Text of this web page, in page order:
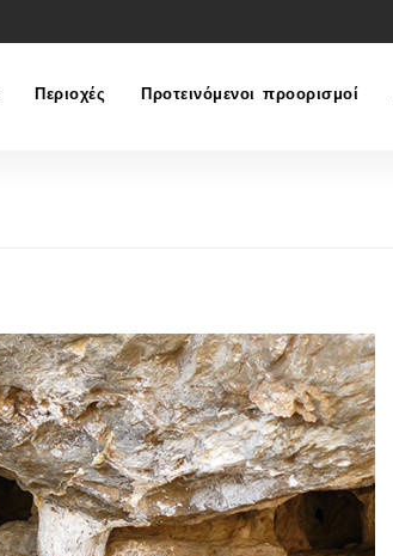
Περιοχές Προτεινόμενοι προορισμοί